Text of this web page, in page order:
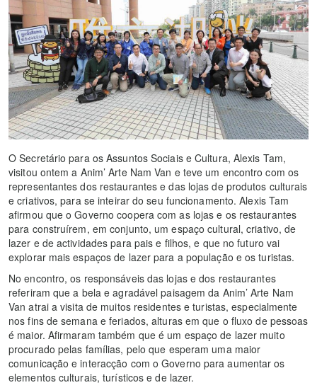
O Secretário para os Assuntos Sociais e Cultura, Alexis Tam,
visitou ontem a Anim’ Arte Nam Van e teve um encontro com os
representantes dos restaurantes e das lojas de produtos culturais
e criativos, para se inteirar do seu funcionamento. Alexis Tam
afirmou que o Governo coopera com as lojas e os restaurantes
para construírem, em conjunto, um espaço cultural, criativo, de
lazer e de actividades para pais e filhos, e que no futuro vai
explorar mais espaços de lazer para a população e os turistas.
No encontro, os responsáveis das lojas e dos restaurantes
referiram que a bela e agradável paisagem da Anim’ Arte Nam
Van atrai a visita de muitos residentes e turistas, especialmente
nos fins de semana e feriados, alturas em que o fluxo de pessoas
é maior. Afirmaram também que é um espaço de lazer muito
procurado pelas famílias, pelo que esperam uma maior
comunicação e interacção com o Governo para aumentar os
elementos culturais, turísticos e de lazer.